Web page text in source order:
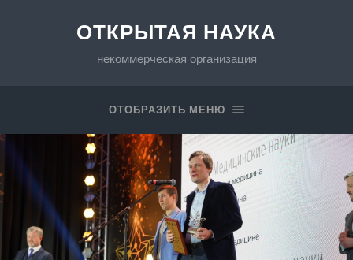
ОТКРЫТАЯ НАУКА
некоммерческая организация
ОТОБРАЗИТЬ МЕНЮ